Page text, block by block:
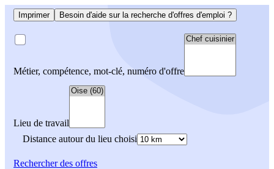
Imprimer Besoin d'aide sur la recherche d'offres d'emploi ?
Métier, compétence, mot-clé, numéro d'offre
Lieu de travail
Distance autour du lieu choisi
Rechercherdes offres